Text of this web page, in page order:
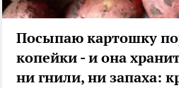
Посыпаю картошку
копейки - и она
ни гнили, ни запаха: